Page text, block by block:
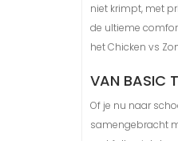
niet krimpt, met
de ultieme
het Chicken vs
VAN BASIC
Of je nu naar
samengebracht